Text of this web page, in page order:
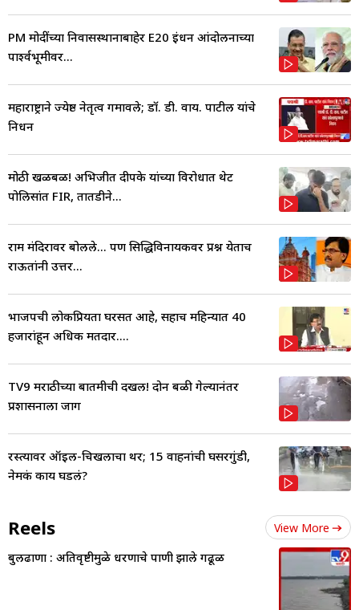
PM मोदींच्या निवासस्थानाबाहेर E20 इंधन आंदोलनाच्या
पार्श्वभूमीवर...
महाराष्ट्राने ज्येष्ठ नेतृत्व गमावले; डॉ. डी. वाय. पाटील यांचे
निधन
मोठी खळबळ! अभिजीत दीपके यांच्या विरोधात थेट
पोलिसांत FIR, तातडीने...
राम मंदिरावर बोलले... पण सिद्धिविनायकवर प्रश्न येताच
राऊतांनी उत्तर...
भाजपची लोकप्रियता घरसत आहे, सहाच महिन्यात 40
हजारांहून अधिक मतदार....
TV9 मराठीच्या बातमीची दखल! दोन बळी गेल्यानंतर
प्रशासनाला जाग
रस्त्यावर ऑइल-चिखलाचा थर; 15 वाहनांची घसरगुंडी,
नेमकं काय घडलं?
Reels View More
बुलढाणा : अतिवृष्टीमुळे धरणाचे पाणी झाले गढूळ